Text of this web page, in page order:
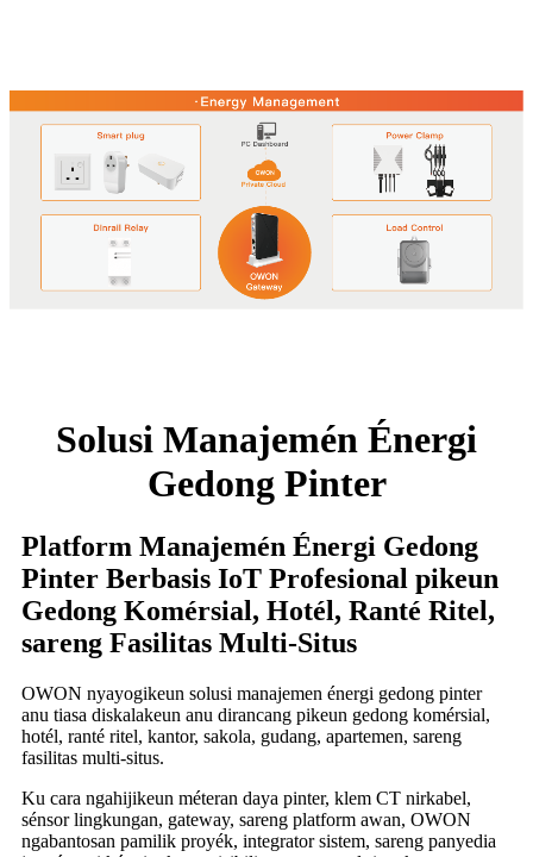
Solusi Manajemén Énergi
Gedong Pinter
Platform Manajemén Énergi Gedong
Pinter Berbasis IoT Profesional pikeun
Gedong Komérsial, Hotél, Ranté Ritel,
sareng Fasilitas Multi-Situs
OWON nyayogikeun solusi manajemen énergi gedong pinter
anu tiasa diskalakeun anu dirancang pikeun gedong komérsial,
hotél, ranté ritel, kantor, sakola, gudang, apartemen, sareng
fasilitas multi-situs.
Ku cara ngahijikeun méteran daya pinter, klem CT nirkabel,
sénsor lingkungan, gateway, sareng platform awan, OWON
ngabantosan pamilik proyék, integrator sistem, sareng panyedia